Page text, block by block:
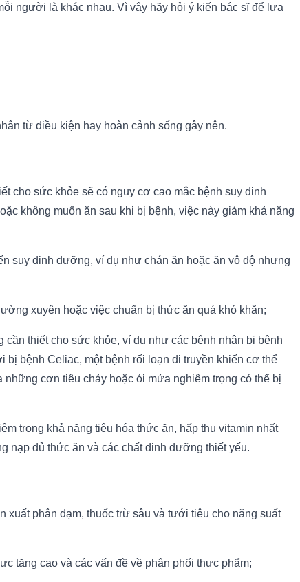
người là khác nhau. Vì vậy hãy hỏi ý kiến bác sĩ để lựa
từ điều kiện hay hoàn cảnh sống gây nên.
cho sức khỏe sẽ có nguy cơ cao mắc bệnh suy dinh
không muốn ăn sau khi bị bệnh, việc này giảm khả năng
suy dinh dưỡng, ví dụ như chán ăn hoặc ăn vô độ nhưng
xuyên hoặc việc chuẩn bị thức ăn quá khó khăn;
thiết cho sức khỏe, ví dụ như các bệnh nhân bị bệnh
bệnh Celiac, một bệnh rối loạn di truyền khiến cơ thể
cơn tiêu chảy hoặc ói mửa nghiêm trọng có thể bị
trọng khả năng tiêu hóa thức ăn, hấp thụ vitamin nhất
nạp đủ thức ăn và các chất dinh dưỡng thiết yếu.
xuất phân đạm, thuốc trừ sâu và tưới tiêu cho năng suất
tăng cao và các vấn đề về phân phối thực phẩm;